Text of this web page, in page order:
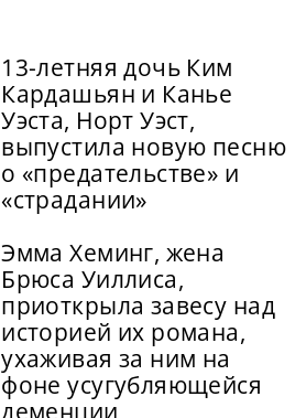
13-летняя дочь Ким
Кардашьян и Канье
Уэста, Норт Уэст,
выпустила новую песню
о «предательстве» и
«страдании»
Эмма Хеминг, жена
Брюса Уиллиса,
приоткрыла завесу над
историей их романа,
ухаживая за ним на
фоне усугубляющейся
деменции